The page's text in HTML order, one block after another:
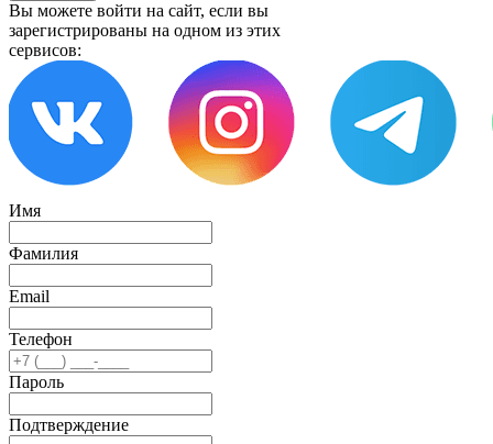
Вы можете войти на сайт, если вы
зарегистрированы на одном из этих
сервисов:
Имя
Фамилия
Email
Телефон
Пароль
Подтверждение